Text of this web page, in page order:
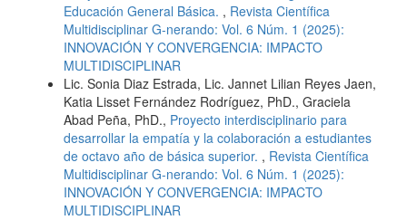
Educación General Básica. , Revista Científica
Multidisciplinar G-nerando: Vol. 6 Núm. 1 (2025):
INNOVACIÓN Y CONVERGENCIA: IMPACTO
MULTIDISCIPLINAR
Lic. Sonia Diaz Estrada, Lic. Jannet Lilian Reyes Jaen,
Katia Lisset Fernández Rodríguez, PhD., Graciela
Abad Peña, PhD., Proyecto interdisciplinario para
desarrollar la empatía y la colaboración a estudiantes
de octavo año de básica superior. , Revista Científica
Multidisciplinar G-nerando: Vol. 6 Núm. 1 (2025):
INNOVACIÓN Y CONVERGENCIA: IMPACTO
MULTIDISCIPLINAR